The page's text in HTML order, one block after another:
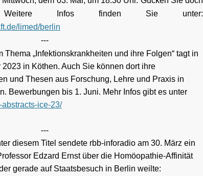
Infos finden Sie unter:
limed/berlin
---
„Infektionskrankheiten und ihre Folgen“ tagt in
in Köthen. Auch Sie können dort ihre
und Thesen aus Forschung, Lehre und Praxis in
Bewerbungen bis 1. Juni. Mehr Infos gibt es unter
ice-23/
---
diesem Titel sendete rbb-inforadio am 30. März ein
Edzard Ernst über die Homöopathie-Affinität
gerade auf Staatsbesuch in Berlin weilte: